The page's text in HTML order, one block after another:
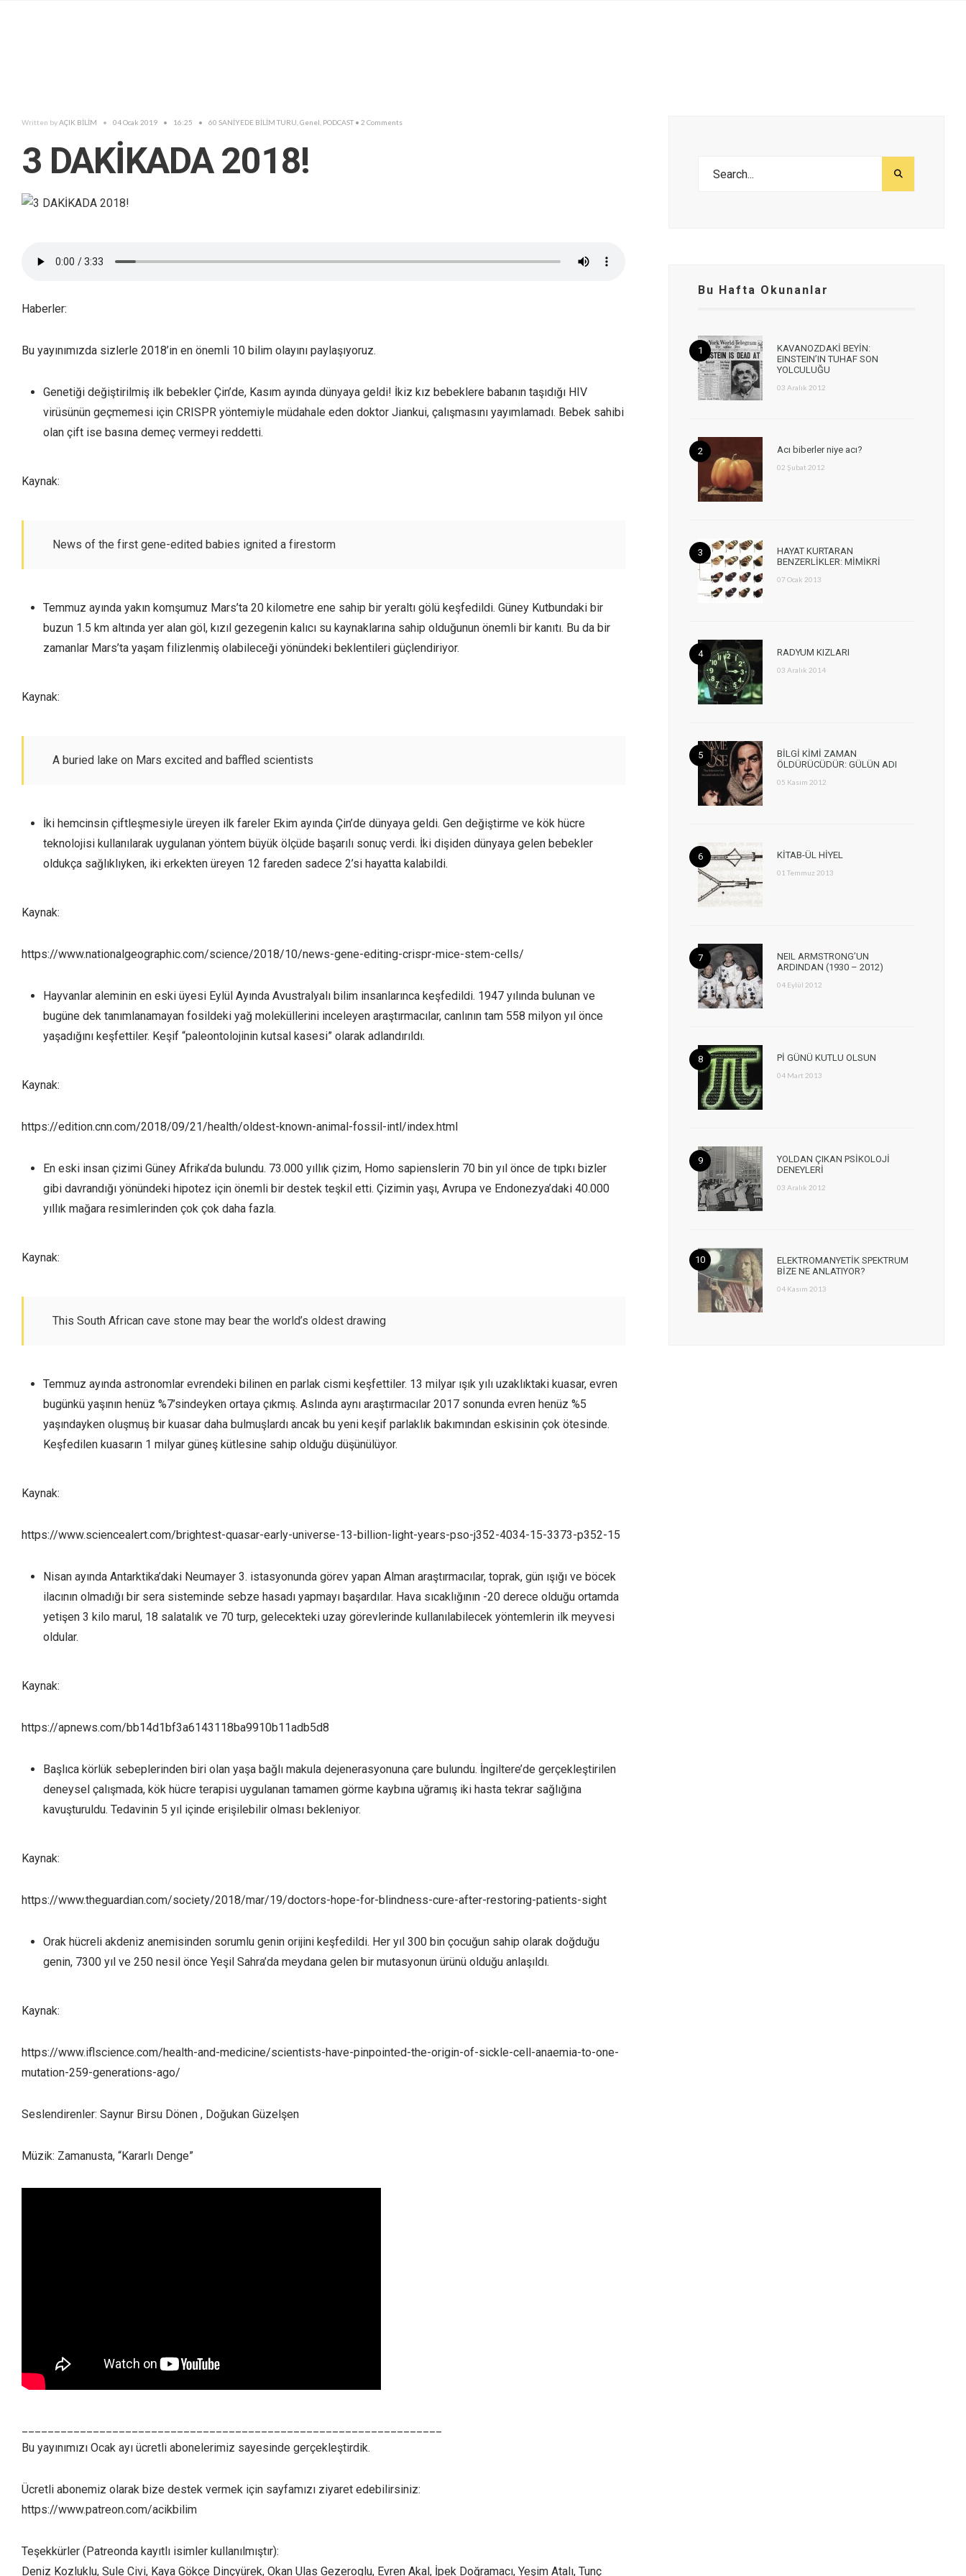
Written byAÇIK BİLİM • 04 Ocak 2019 • 16:25 • 60 SANİYEDE BİLİM TURU Genel PODCAST • 2 Comments
3 DAKİKADA 2018!
Haberler:
Bu yayınımızda sizlerle 2018’in en önemli 10 bilim olayını paylaşıyoruz.
Genetiği değiştirilmiş ilk bebekler Çin’de, Kasım ayında dünyaya geldi! İkiz kız bebeklere babanın taşıdığı HIV
virüsünün geçmemesi için CRISPR yöntemiyle müdahale eden doktor Jiankui, çalışmasını yayımlamadı. Bebek sahibi
olan çift ise basına demeç vermeyi reddetti.
Kaynak:
News of the first gene-edited babies ignited a firestorm
Temmuz ayında yakın komşumuz Mars’ta 20 kilometre ene sahip bir yeraltı gölü keşfedildi. Güney Kutbundaki bir
buzun 1.5 km altında yer alan göl, kızıl gezegenin kalıcı su kaynaklarına sahip olduğunun önemli bir kanıtı. Bu da bir
zamanlar Mars’ta yaşam filizlenmiş olabileceği yönündeki beklentileri güçlendiriyor.
Kaynak:
A buried lake on Mars excited and baffled scientists
İki hemcinsin çiftleşmesiyle üreyen ilk fareler Ekim ayında Çin’de dünyaya geldi. Gen değiştirme ve kök hücre
teknolojisi kullanılarak uygulanan yöntem büyük ölçüde başarılı sonuç verdi. İki dişiden dünyaya gelen bebekler
oldukça sağlıklıyken, iki erkekten üreyen 12 fareden sadece 2’si hayatta kalabildi.
Kaynak:
https://www.nationalgeographic.com/science/2018/10/news-gene-editing-crispr-mice-stem-cells/
Hayvanlar aleminin en eski üyesi Eylül Ayında Avustralyalı bilim insanlarınca keşfedildi. 1947 yılında bulunan ve
bugüne dek tanımlanamayan fosildeki yağ moleküllerini inceleyen araştırmacılar, canlının tam 558 milyon yıl önce
yaşadığını keşfettiler. Keşif “paleontolojinin kutsal kasesi” olarak adlandırıldı.
Kaynak:
https://edition.cnn.com/2018/09/21/health/oldest-known-animal-fossil-intl/index.html
En eski insan çizimi Güney Afrika’da bulundu. 73.000 yıllık çizim, Homo sapienslerin 70 bin yıl önce de tıpkı bizler
gibi davrandığı yönündeki hipotez için önemli bir destek teşkil etti. Çizimin yaşı, Avrupa ve Endonezya’daki 40.000
yıllık mağara resimlerinden çok çok daha fazla.
Kaynak:
This South African cave stone may bear the world’s oldest drawing
Temmuz ayında astronomlar evrendeki bilinen en parlak cismi keşfettiler. 13 milyar ışık yılı uzaklıktaki kuasar, evren
bugünkü yaşının henüz %7’sindeyken ortaya çıkmış. Aslında aynı araştırmacılar 2017 sonunda evren henüz %5
yaşındayken oluşmuş bir kuasar daha bulmuşlardı ancak bu yeni keşif parlaklık bakımından eskisinin çok ötesinde.
Keşfedilen kuasarın 1 milyar güneş kütlesine sahip olduğu düşünülüyor.
Kaynak:
https://www.sciencealert.com/brightest-quasar-early-universe-13-billion-light-years-pso-j352-4034-15-3373-p352-15
Nisan ayında Antarktika’daki Neumayer 3. istasyonunda görev yapan Alman araştırmacılar, toprak, gün ışığı ve böcek
ilacının olmadığı bir sera sisteminde sebze hasadı yapmayı başardılar. Hava sıcaklığının -20 derece olduğu ortamda
yetişen 3 kilo marul, 18 salatalık ve 70 turp, gelecekteki uzay görevlerinde kullanılabilecek yöntemlerin ilk meyvesi
oldular.
Kaynak:
https://apnews.com/bb14d1bf3a6143118ba9910b11adb5d8
Başlıca körlük sebeplerinden biri olan yaşa bağlı makula dejenerasyonuna çare bulundu. İngiltere’de gerçekleştirilen
deneysel çalışmada, kök hücre terapisi uygulanan tamamen görme kaybına uğramış iki hasta tekrar sağlığına
kavuşturuldu. Tedavinin 5 yıl içinde erişilebilir olması bekleniyor.
Kaynak:
https://www.theguardian.com/society/2018/mar/19/doctors-hope-for-blindness-cure-after-restoring-patients-sight
Orak hücreli akdeniz anemisinden sorumlu genin orijini keşfedildi. Her yıl 300 bin çocuğun sahip olarak doğduğu
genin, 7300 yıl ve 250 nesil önce Yeşil Sahra’da meydana gelen bir mutasyonun ürünü olduğu anlaşıldı.
Kaynak:
https://www.iflscience.com/health-and-medicine/scientists-have-pinpointed-the-origin-of-sickle-cell-anaemia-to-one-
mutation-259-generations-ago/
Seslendirenler: Saynur Birsu Dönen , Doğukan Güzelşen
Müzik: Zamanusta, “Kararlı Denge”
Bu yayınımızı Ocak ayı ücretli abonelerimiz sayesinde gerçekleştirdik.
Ücretli abonemiz olarak bize destek vermek için sayfamızı ziyaret edebilirsiniz:
https://www.patreon.com/acikbilim
Teşekkürler (Patreonda kayıtlı isimler kullanılmıştır):
Deniz Kozluklu, Sule Civi, Kaya Gökçe Dinçyürek, Okan Ulas Gezeroglu, Evren Akal, İpek Doğramacı, Yeşim Atalı, Tunç
Bu Hafta Okunanlar
KAVANOZDAKİ BEYİN:
EINSTEIN’IN TUHAF SON
YOLCULUĞU
03 Aralık 2012
Acı biberler niye acı?
02 Şubat 2012
HAYAT KURTARAN
BENZERLİKLER: MİMİKRİ
07 Ocak 2013
RADYUM KIZLARI
03 Aralık 2014
BİLGİ KİMİ ZAMAN
ÖLDÜRÜCÜDÜR: GÜLÜN ADI
05 Kasım 2012
KİTAB-ÜL HİYEL
01 Temmuz 2013
NEIL ARMSTRONG’UN
ARDINDAN (1930 – 2012)
04 Eylül 2012
Pİ GÜNÜ KUTLU OLSUN
04 Mart 2013
YOLDAN ÇIKAN PSİKOLOJİ
DENEYLERİ
03 Aralık 2012
ELEKTROMANYETİK SPEKTRUM
BİZE NE ANLATIYOR?
04 Kasım 2013